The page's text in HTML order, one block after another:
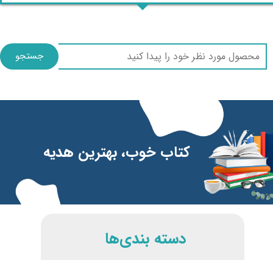
جستجو
​​کتاب خوب، بهترین هدیه
​دسته بندی‌ها